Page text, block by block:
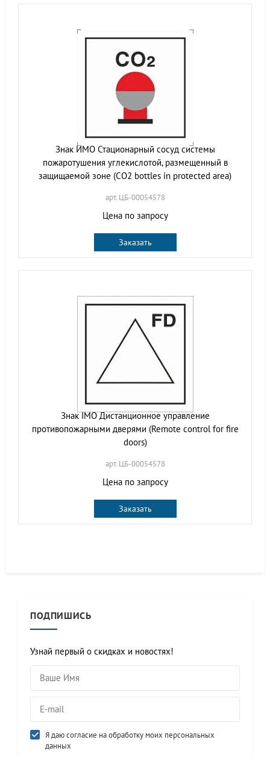
ПОДПИШИСЬ
Узнай первый о скидках и новостях!
Я даю согласие на обработку моих персональных
данных
Знак ИМО Стационарный сосуд системы
пожаротушения углекислотой, размещенный в
защищаемой зоне (CO2 bottles in protected area)
арт. ЦБ-00054578
Цена по запросу
Заказать
Знак IMO Дистанционное управление
противопожарными дверями (Remote control for fire
doors)
арт. ЦБ-00054578
Цена по запросу
Заказать